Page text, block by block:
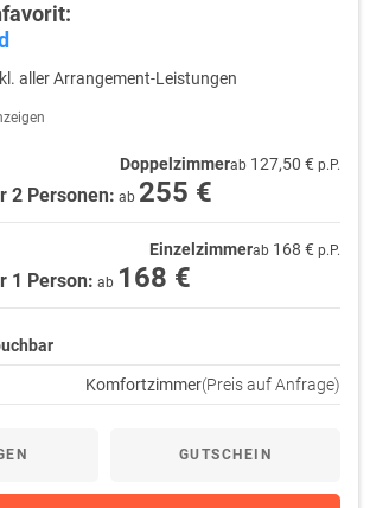
aller Arrangement-Leistungen
Doppelzimmerab 127,50 € p.P.
2 Personen: ab 255 €
Einzelzimmerab 168 € p.P.
1 Person: ab 168 €
Komfortzimmer(Preis auf Anfrage)
GUTSCHEIN